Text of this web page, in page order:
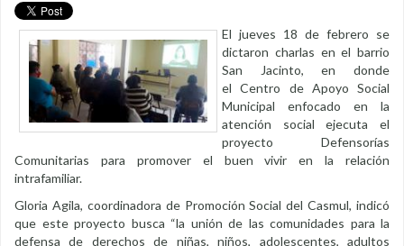
El jueves 18 de febrero se
dictaron charlas en el barrio
San Jacinto, en donde
el Centro de Apoyo Social
Municipal enfocado en la
atención social ejecuta el
proyecto Defensorías
Comunitarias para promover el buen vivir en la relación
intrafamiliar.
Gloria Agila, coordinadora de Promoción Social del Casmul, indicó
que este proyecto busca “la unión de las comunidades para la
defensa de derechos de niñas, niños, adolescentes, adultos